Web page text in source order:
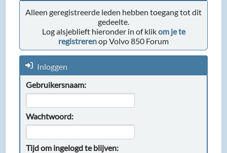
Alleen geregistreerde leden hebben toegang tot dit
gedeelte.
Log alsjeblieft hieronder in of klikom je te
registrerenop Volvo 850 Forum
Inloggen
Gebruikersnaam:
Wachtwoord:
Tijd om ingelogd te blijven: